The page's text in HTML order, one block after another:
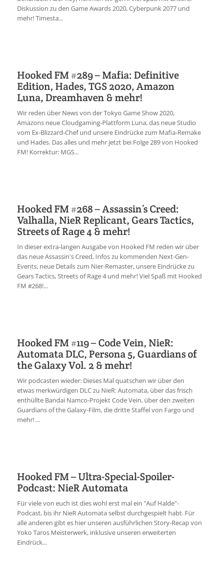
Diskussion zu den Game Awards 2020, Cyberpunk 2077 und
mehr! Timesta...
Hooked FM #289 – Mafia: Definitive
Edition, Hades, TGS 2020, Amazon
Luna, Dreamhaven & mehr!
Wir reden über News von der Tokyo Game Show 2020,
Amazons neue Cloudgaming-Plattform Luna, das neue Studio
vom Ex-Blizzard-Chef und unsere Eindrücke zum Mafia-Remake
und Hades. Das alles und mehr jetzt bei Folge 289 von Hooked
FM! Korrektur: MGS...
Hooked FM #268 – Assassin’s Creed:
Valhalla, NieR Replicant, Gears Tactics,
Streets of Rage 4 & mehr!
In dieser extra-langen Ausgabe von Hooked FM reden wir über
das neue Assassin's Creed, Infos zu kommenden Next-Gen-
Events, neue Details zum Nier-Remaster, unsere Eindrücke zu
Gears Tactics, Streets of Rage 4 und mehr! Viel Spaß mit Hooked
FM #268!...
Hooked FM #119 – Code Vein, NieR:
Automata DLC, Persona 5, Guardians of
the Galaxy Vol. 2 & mehr!
Wir podcasten wieder: Dieses Mal quatschen wir über den
etwas merkwürdigen DLC zu NieR: Automata, über das frisch
enthüllte Bandai Namco-Projekt Code Vein, über den zweiten
Guardians of the Galaxy-Film, die dritte Staffel von Fargo und
mehr! ...
Hooked FM – Ultra-Special-Spoiler-
Podcast: NieR Automata
Für viele von euch ist dies wohl erst mal ein "Auf Halde"-
Podcast, bis ihr NieR Automata selbst durchgespielt habt. Für
alle anderen gibt es hier unseren ausführlichen Story-Recap von
Yoko Taros Meisterwerk, inklusive unseren erweiterten
Eindrück...